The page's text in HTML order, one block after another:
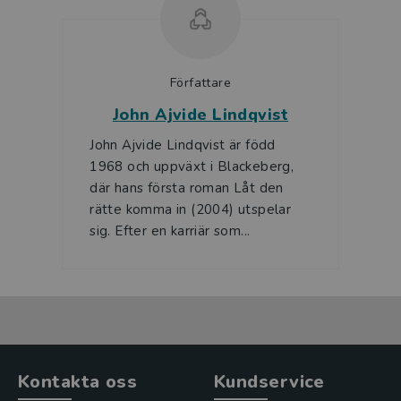
Författare
John Ajvide Lindqvist
John Ajvide Lindqvist är född
1968 och uppväxt i Blackeberg,
där hans första roman Låt den
rätte komma in (2004) utspelar
sig. Efter en karriär som...
Kontakta oss Kundservice